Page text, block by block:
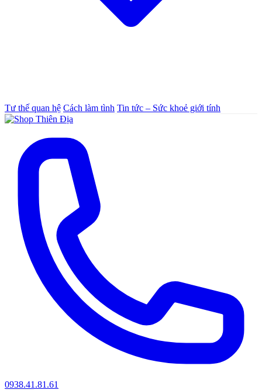
Tư thế quan hệ Cách làm tình Tin tức – Sức khoẻ giới tính
0938.41.81.61